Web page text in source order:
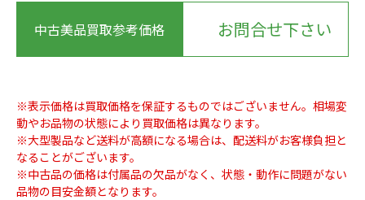
中古美品買取参考価格 お問合せ下さい
※表示価格は買取価格を保証するものではございません。相場変
動やお品物の状態により買取価格は異なります。
※大型製品など送料が高額になる場合は、配送料がお客様負担と
なることがございます。
※中古品の価格は付属品の欠品がなく、状態・動作に問題がない
品物の目安金額となります。